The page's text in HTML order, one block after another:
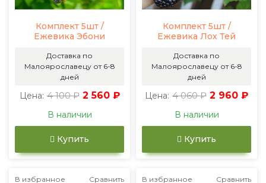
Комплект 5шт /
Ежевика Эбони
Доставка по
Малоярославецу от 6-8
дней
Цена: 4 100 ₽ 2 560 ₽
В наличии
Купить
Комплект 5шт /
Ежевика Лох Тей
Доставка по
Малоярославецу от 6-8
дней
Цена: 4 060 ₽ 2 960 ₽
В наличии
Купить
В избранное Сравнить В избранное Сравнить